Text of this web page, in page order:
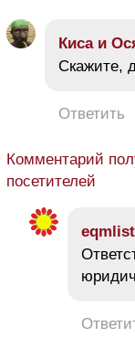
Киса и
Скажите,
Ответить
Комментарий
посетителей